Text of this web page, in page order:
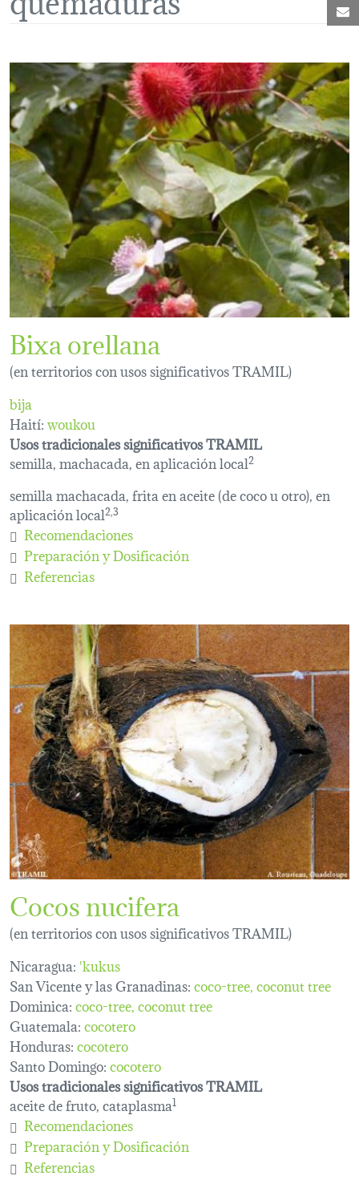
Bixa orellana
(en territorios con usos significativos TRAMIL)
bija
Haití:woukou
Usos tradicionales significativos TRAMIL
semilla, machacada, en aplicación local2
semilla machacada, frita en aceite (de coco u otro), en
aplicación local2,3
Recomendaciones
Preparación y Dosificación
Referencias
Cocos nucifera
(en territorios con usos significativos TRAMIL)
Nicaragua: 'kukus
San Vicente y las Granadinas:coco-tree coconut tree
Dominica:coco-tree coconut tree
Guatemala:cocotero
Honduras:cocotero
Santo Domingo:cocotero
Usos tradicionales significativos TRAMIL
aceite de fruto, cataplasma1
Recomendaciones
Preparación y Dosificación
Referencias